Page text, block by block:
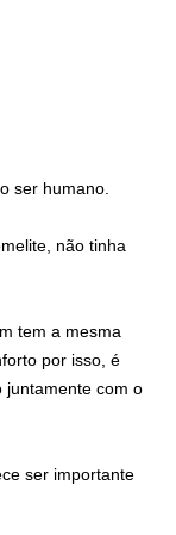
ser humano.
não tinha
tem a mesma
por isso, é
juntamente com o
ser importante